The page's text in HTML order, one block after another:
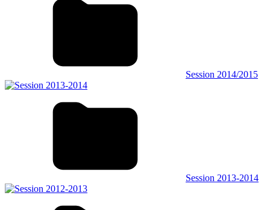
Session 2014/2015
Session 2013-2014